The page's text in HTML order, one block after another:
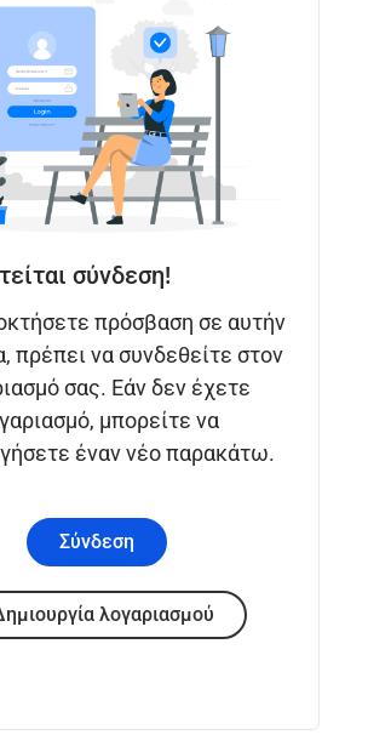
σύνδεση!
πρόσβαση σε αυτήν
πρέπει να συνδεθείτε στον
σας. Εάν δεν έχετε
μπορείτε να
έναν νέο παρακάτω.
Σύνδεση
λογαριασμού